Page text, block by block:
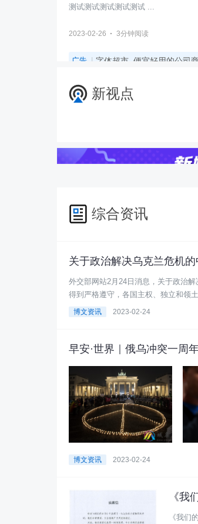
测试测试测试测试测试 ...
2023-02-26 · 3分钟阅读
广告 字体超市_便宜好用的公司
新视点
综合资讯
关于政治解决乌克兰危机
外交部网站2月24日消息，关于政治
得到严格遵守，各国主权、独立和领
博文资讯 2023-02-24
早安·世界｜俄乌冲突一周
博文资讯 2023-02-24
《我
《我们